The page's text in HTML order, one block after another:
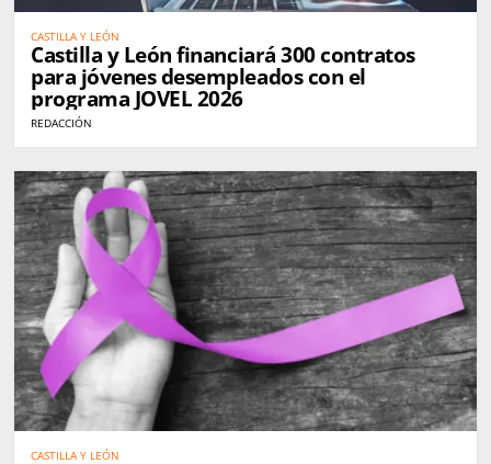
CASTILLA Y LEÓN
Castilla y León financiará 300 contratos
para jóvenes desempleados con el
programa JOVEL 2026
REDACCIÓN
CASTILLA Y LEÓN